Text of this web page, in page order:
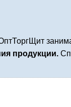
продукции.